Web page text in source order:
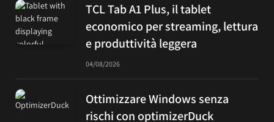
TCL Tab A1 Plus, il tablet
economico per streaming, lettura
e produttività leggera
04/08/2026
Ottimizzare Windows senza
rischi con optimizerDuck